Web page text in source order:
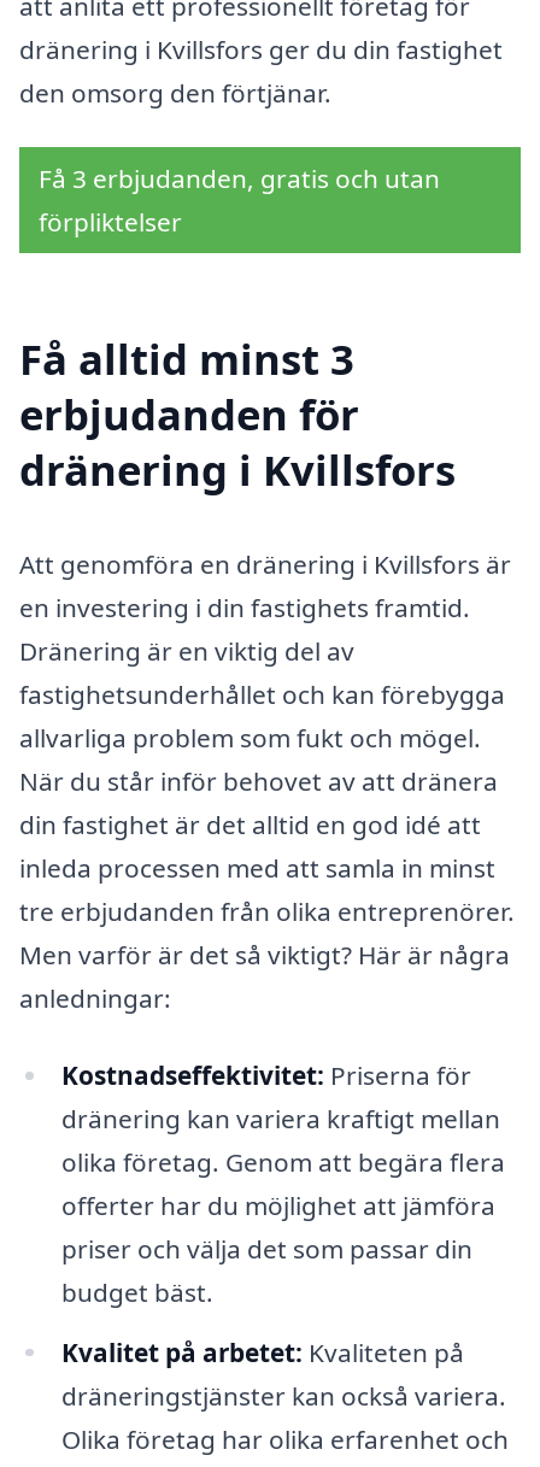
dränering i Kvillsfors ger du din fastighet
den omsorg den förtjänar.
Få 3 erbjudanden, gratis och utan
förpliktelser
Få alltid minst 3
erbjudanden för
dränering i Kvillsfors
Att genomföra en dränering i Kvillsfors är
en investering i din fastighets framtid.
Dränering är en viktig del av
fastighetsunderhållet och kan förebygga
allvarliga problem som fukt och mögel.
När du står inför behovet av att dränera
din fastighet är det alltid en god idé att
inleda processen med att samla in minst
tre erbjudanden från olika entreprenörer.
Men varför är det så viktigt? Här är några
anledningar:
Kostnadseffektivitet: Priserna för
dränering kan variera kraftigt mellan
olika företag. Genom att begära flera
offerter har du möjlighet att jämföra
priser och välja det som passar din
budget bäst.
Kvalitet på arbetet: Kvaliteten på
dräneringstjänster kan också variera.
Olika företag har olika erfarenhet och